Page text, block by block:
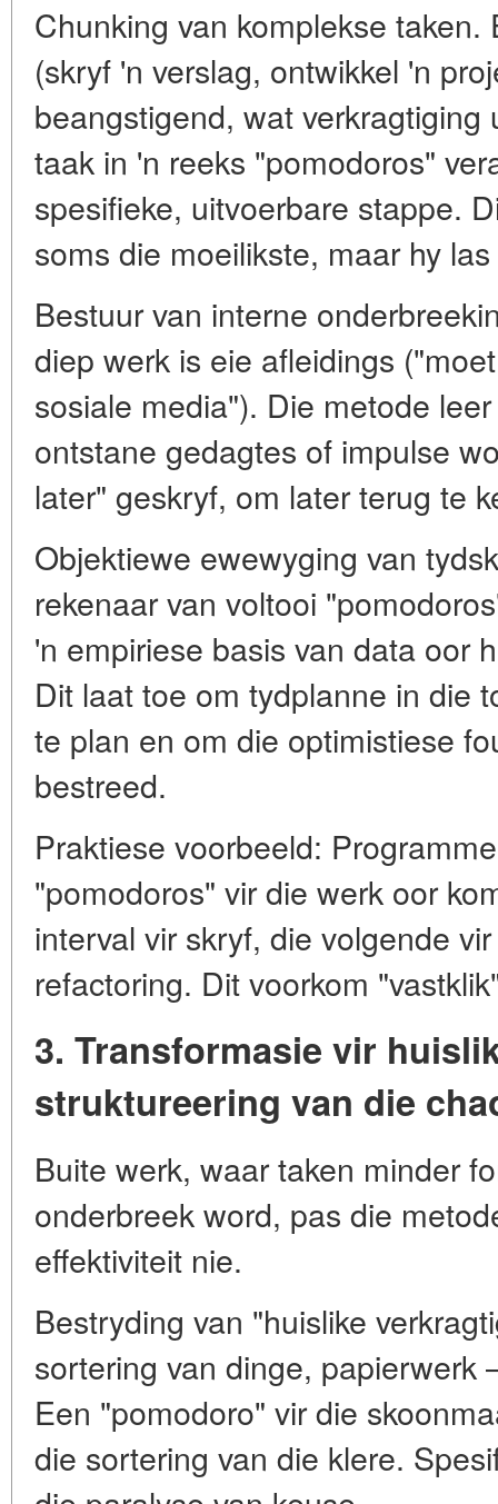
Chunking van komplekse
(skryf 'n verslag, ontwikkel 'n
beangstigend, wat verkragtiging
taak in 'n reeks "pomodoros"
spesifieke, uitvoerbare stappe.
soms die moeilikste, maar hy
Bestuur van interne
diep werk is eie afleidings
sosiale media"). Die metode
ontstane gedagtes of impulse
later" geskryf, om later terug te
Objektiewe ewewyging van
rekenaar van voltooi
'n empiriese basis van data oor
Dit laat toe om tydplanne in die
te plan en om die optimistiese
bestreed.
Praktiese voorbeeld:
"pomodoros" vir die werk oor
interval vir skryf, die volgende
refactoring. Dit voorkom
3. Transformasie vir
struktureering van die
Buite werk, waar taken minder
onderbreek word, pas die
effektiviteit nie.
Bestryding van "huislike
sortering van dinge,
Een "pomodoro" vir die
die sortering van die klere.